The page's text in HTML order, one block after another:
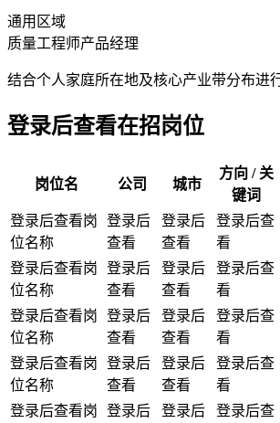
通用区域
质量工程师产品经理
结合个人家庭所在地及核心产业带分布进
登录后查看在招岗位
岗位名 公司 城市
方向 / 关
键词
登录后查看岗
位名称
登录后
查看
登录后
查看
登录后查
看
登录后查看岗
位名称
登录后
查看
登录后
查看
登录后查
看
登录后查看岗
位名称
登录后
查看
登录后
查看
登录后查
看
登录后查看岗
位名称
登录后
查看
登录后
查看
登录后查
看
登录后查看岗
登录后
登录后
登录后查